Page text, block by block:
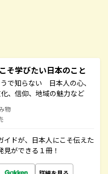
そ学びたい日本のこと
で知らない 日本人の心、
、信仰、地域の魅力など
物
イドが、日本人にこそ伝えた
ができる１冊！